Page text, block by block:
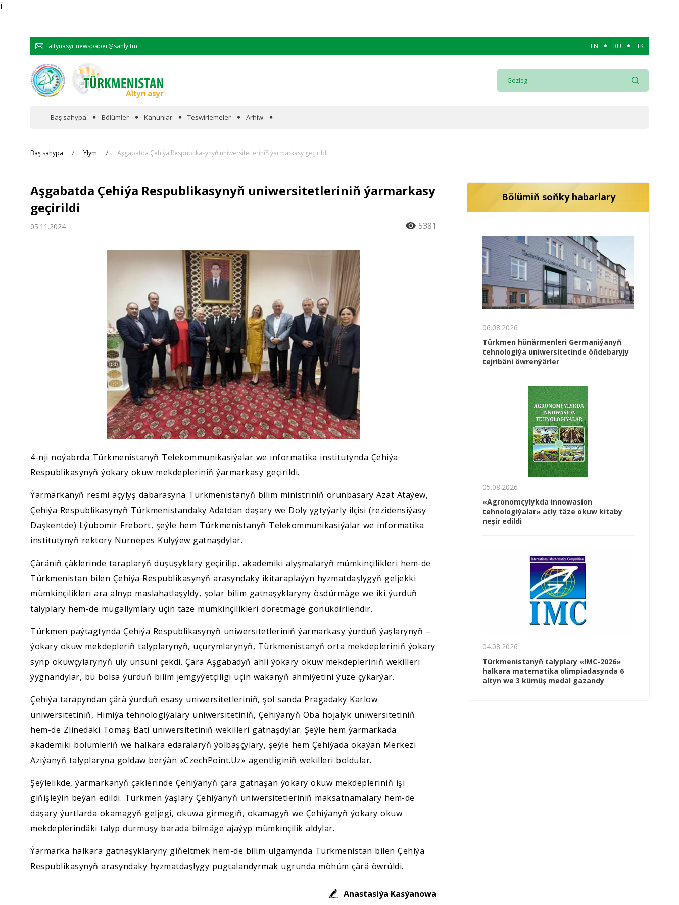
Ï
altynasyr.newspaper@sanly.tm EN RU TK
Baş sahypa Bölümler
Hyzmatdaşlyk
Ylym
Sport
Kanunlar Teswirlemeler Arhiw
Baş sahypa Ylym Aşgabatda Çehiýa Respublikasynyň uniwersitetleriniň ýarmarkasy geçirildi
Aşgabatda Çehiýa Respublikasynyň uniwersitetleriniň ýarmarkasy
geçirildi
05.11.2024 5381
4-nji noýabrda Türkmenistanyň Telekommunikasiýalar we informatika institutynda Çehiýa
Respublikasynyň ýokary okuw mekdepleriniň ýarmarkasy geçirildi.
Ýarmarkanyň resmi açylyş dabarasyna Türkmenistanyň bilim ministriniň orunbasary Azat Ataýew,
Çehiýa Respublikasynyň Türkmenistandaky Adatdan daşary we Doly ygtyýarly ilçisi (rezidensiýasy
Daşkentde) Lýubomir Frebort, şeýle hem Türkmenistanyň Telekommunikasiýalar we informatika
institutynyň rektory Nurnepes Kulyýew gatnaşdylar.
Çäräniň çäklerinde taraplaryň duşuşyklary geçirilip, akademiki alyşmalaryň mümkinçilikleri hem-de
Türkmenistan bilen Çehiýa Respublikasynyň arasyndaky ikitaraplaýyn hyzmatdaşlygyň geljekki
mümkinçilikleri ara alnyp maslahatlaşyldy, şolar bilim gatnaşyklaryny ösdürmäge we iki ýurduň
talyplary hem-de mugallymlary üçin täze mümkinçilikleri döretmäge gönükdirilendir.
Türkmen paýtagtynda Çehiýa Respublikasynyň uniwersitetleriniň ýarmarkasy ýurduň ýaşlarynyň –
ýokary okuw mekdepleriň talyplarynyň, uçurymlarynyň, Türkmenistanyň orta mekdepleriniň ýokary
synp okuwçylarynyň uly ünsüni çekdi. Çärä Aşgabadyň ähli ýokary okuw mekdepleriniň wekilleri
ýygnandylar, bu bolsa ýurduň bilim jemgyýetçiligi üçin wakanyň ähmiýetini ýüze çykarýar.
Çehiýa tarapyndan çärä ýurduň esasy uniwersitetleriniň, şol sanda Pragadaky Karlow
uniwersitetiniň, Himiýa tehnologiýalary uniwersitetiniň, Çehiýanyň Oba hojalyk uniwersitetiniň
hem-de Zlinedäki Tomaş Bati uniwersitetiniň wekilleri gatnaşdylar. Şeýle hem ýarmarkada
akademiki bölümleriň we halkara edaralaryň ýolbaşçylary, şeýle hem Çehiýada okaýan Merkezi
Aziýanyň talyplaryna goldaw berýän «CzechPoint.Uz» agentliginiň wekilleri boldular.
Şeýlelikde, ýarmarkanyň çäklerinde Çehiýanyň çärä gatnaşan ýokary okuw mekdepleriniň işi
giňişleýin beýan edildi. Türkmen ýaşlary Çehiýanyň uniwersitetleriniň maksatnamalary hem-de
daşary ýurtlarda okamagyň geljegi, okuwa girmegiň, okamagyň we Çehiýanyň ýokary okuw
mekdeplerindäki talyp durmuşy barada bilmäge ajaýyp mümkinçilik aldylar.
Ýarmarka halkara gatnaşyklaryny giňeltmek hem-de bilim ulgamynda Türkmenistan bilen Çehiýa
Respublikasynyň arasyndaky hyzmatdaşlygy pugtalandyrmak ugrunda möhüm çärä öwrüldi.
Anastasiýa Kasýanowa
Bölümiň soňky habarlary
06.08.2026
Türkmen hünärmenleri Germaniýanyň
tehnologiýa uniwersitetinde öňdebaryjy
tejribäni öwrenýärler
05.08.2026
«Agronomçylykda innowasion
tehnologiýalar» atly täze okuw kitaby
neşir edildi
04.08.2026
Türkmenistanyň talyplary «IMC-2026»
halkara matematika olimpiadasynda 6
altyn we 3 kümüş medal gazandy